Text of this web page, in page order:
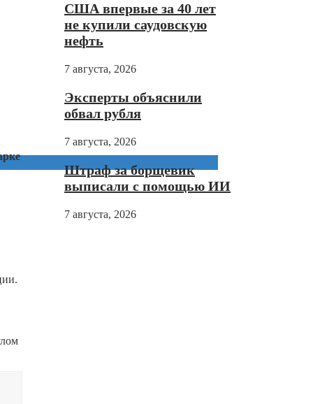
США впервые за 40 лет
не купили саудовскую
нефть
7 августа, 2026
Эксперты объяснили
обвал рубля
7 августа, 2026
Штраф за борщевик
выписали с помощью ИИ
7 августа, 2026